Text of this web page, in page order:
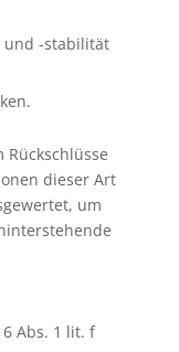
und -stabilität
dieser Art
um
Abs. 1 lit. f